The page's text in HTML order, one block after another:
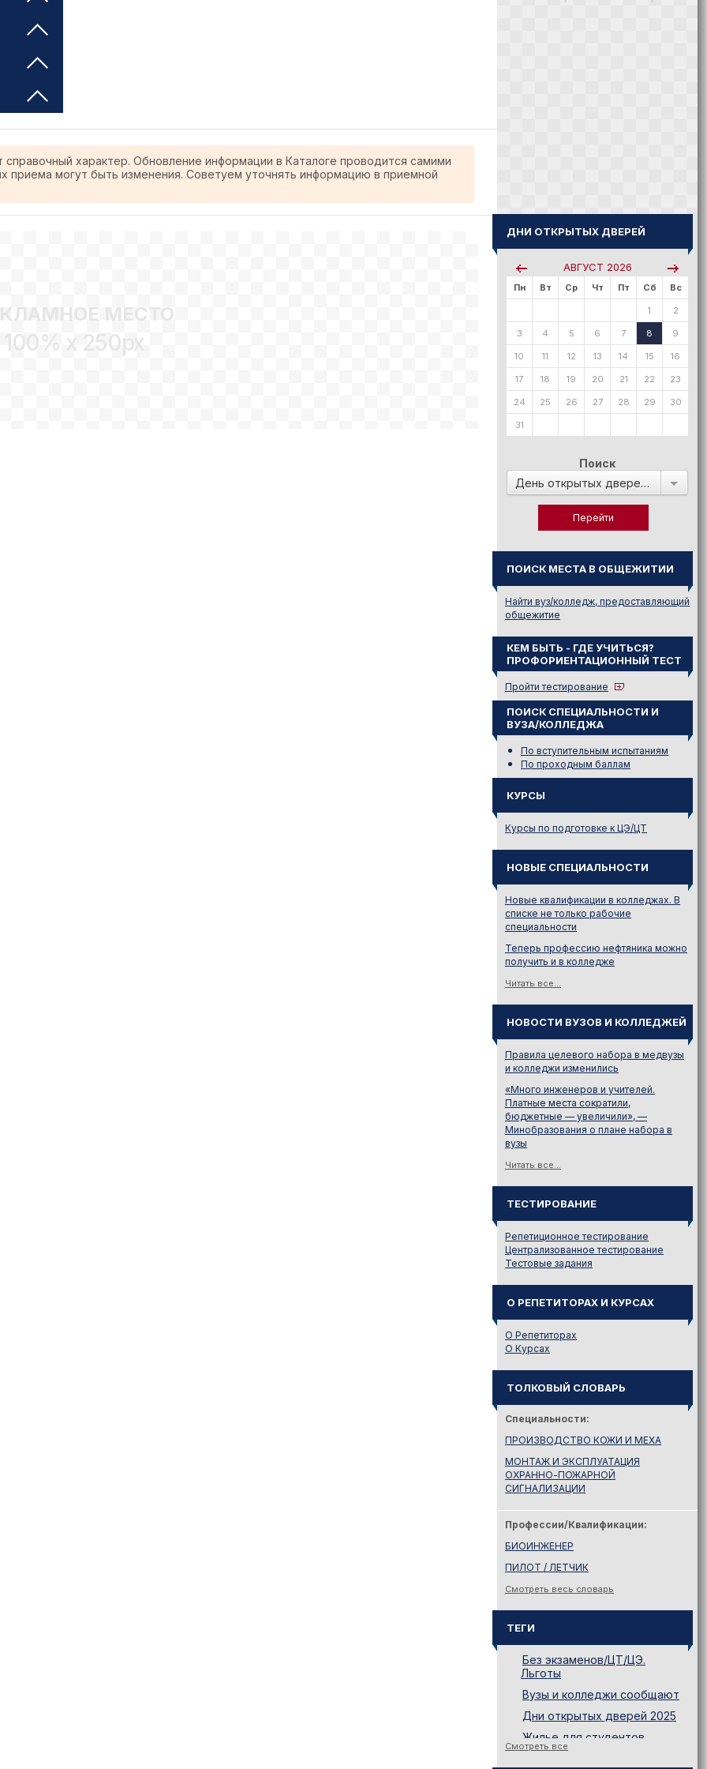
характер. Обновление информации в Каталоге проводится самими
приема могут быть изменения. Советуем уточнять информацию в приемной
МЕСТО
100% x 250px
ДНИ ОТКРЫТЫХ ДВЕРЕЙ
АВГУСТ 2026
Пн Вт Ср Чт Пт Сб Вс
1 2
3 4 5 6 7 8 9
10 11 12 13 14 15 16
17 18 19 20 21 22 23
24 25 26 27 28 29 30
31
Поиск
День открытых дверей в:
ПОИСК МЕСТА В ОБЩЕЖИТИИ
Найти вуз/колледж, предоставляющий
общежитие
КЕМ БЫТЬ - ГДЕ УЧИТЬСЯ?
ПРОФОРИЕНТАЦИОННЫЙ ТЕСТ
Пройти тестирование
ПОИСК СПЕЦИАЛЬНОСТИ И
ВУЗА/КОЛЛЕДЖА
По вступительным испытаниям
По проходным баллам
КУРСЫ
Курсы по подготовке к ЦЭ/ЦТ
НОВЫЕ СПЕЦИАЛЬНОСТИ
Новые квалификации в колледжах. В
списке не только рабочие
специальности
Теперь профессию нефтяника можно
получить и в колледже
Читать все...
НОВОСТИ ВУЗОВ И КОЛЛЕДЖЕЙ
Правила целевого набора в медвузы
и колледжи изменились
«Много инженеров и учителей.
Платные места сократили,
бюджетные — увеличили», —
Минобразования о плане набора в
вузы
Читать все...
ТЕСТИРОВАНИЕ
Репетиционное тестирование
Централизованное тестирование
Тестовые задания
О РЕПЕТИТОРАХ И КУРСАХ
О Репетиторах
О Курсах
ТОЛКОВЫЙ СЛОВАРЬ
Специальности:
ПРОИЗВОДСТВО КОЖИ И МЕХА
МОНТАЖ И ЭКСПЛУАТАЦИЯ
ОХРАННО-ПОЖАРНОЙ
СИГНАЛИЗАЦИИ
Профессии/Квалификации:
БИОИНЖЕНЕР
ПИЛОТ / ЛЕТЧИК
Смотреть весь словарь
ТЕГИ
Без экзаменов/ЦТ/ЦЭ.
Льготы
Вузы и колледжи сообщают
Дни открытых дверей 2025
Жилье для студентов
Смотреть все